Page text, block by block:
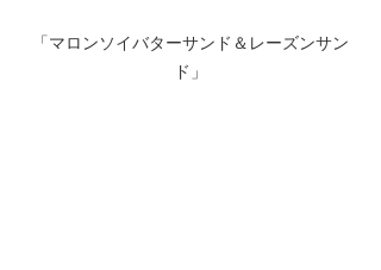
「マロンソイバターサンド＆レーズンサン
ド」